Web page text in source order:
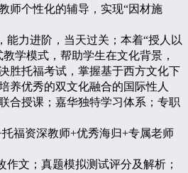
师个性化的辅导，实现“因材施
能力进阶，当天过关；本着“授人以
学模式，帮助学生在文化背景，
胜托福考试，掌握基于西方文化下
养优秀的双文化融合的国际性人
合授课；嘉华独特学习体系；专职
托福资深教师+优秀海归+专属老师
作文；真题模拟测试评分及解析；